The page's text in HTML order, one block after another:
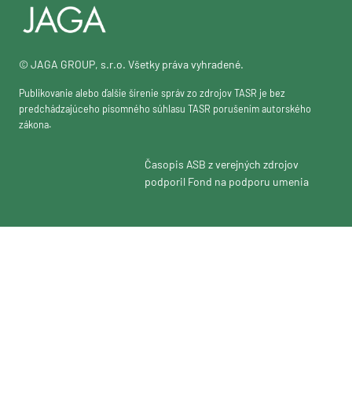
© JAGA GROUP, s.r.o. Všetky práva vyhradené.
Publikovanie alebo ďalšie šírenie správ zo zdrojov TASR je bez
predchádzajúceho písomného súhlasu TASR porušením autorského
zákona.
Časopis ASB z verejných zdrojov
podporil Fond na podporu umenia